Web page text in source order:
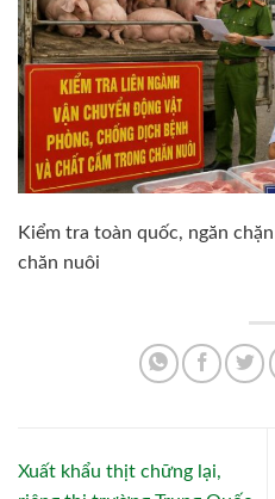
Kiểm tra toàn quốc, ngăn
chăn nuôi
Xuất khẩu thịt chững lại,